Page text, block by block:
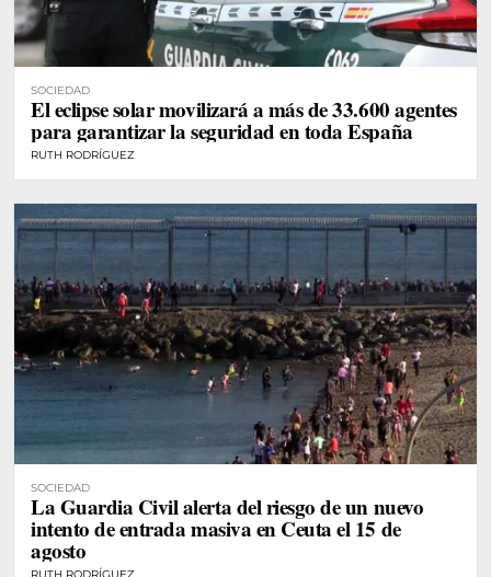
SOCIEDAD
El eclipse solar movilizará a más de 33.600 agentes
para garantizar la seguridad en toda España
RUTH RODRÍGUEZ
SOCIEDAD
La Guardia Civil alerta del riesgo de un nuevo
intento de entrada masiva en Ceuta el 15 de
agosto
RUTH RODRÍGUEZ